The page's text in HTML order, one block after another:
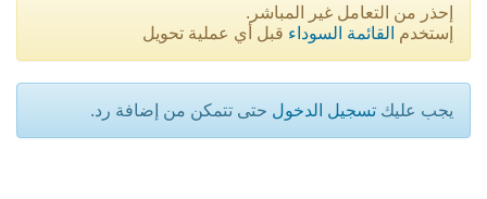
إحذر من التعامل غير المباشر.
إستخدم القائمة السوداء قبل أي عملية تحويل
يجب عليك تسجيل الدخول حتى تتمكن من إضافة رد.